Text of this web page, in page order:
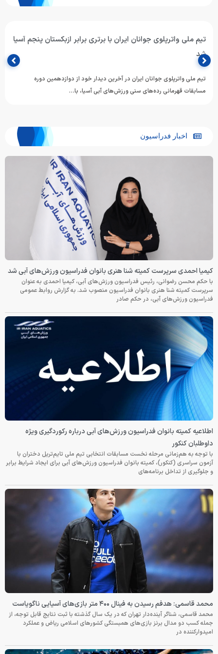
تیم ملی واترپلوی جوانان ایران با برتری برابر ازبکستان پنجم آسیا
شد
تیم ملی واترپلوی جوانان ایران در آخرین دیدار خود از دوازدهمین دوره
مسابقات قهرمانی رده‌های سنی ورزش‌های آبی آسیا، با…
اخبار فدراسیون
کیمیا احمدی سرپرست کمیته شنا هنری بانوان فدراسیون ورزش‌های آبی شد
با حکم محسن رضوانی، رئیس فدراسیون ورزش‌های آبی، کیمیا احمدی به عنوان
سرپرست کمیته شنا هنری بانوان فدراسیون منصوب شد. به گزارش روابط عمومی
فدراسیون ورزش‌های آبی، در حکم صادر
اطلاعیه کمیته بانوان فدراسیون ورزش‌های آبی درباره رکوردگیری ویژه
داوطلبان کنکور
با توجه به هم‌زمانی مرحله نخست مسابقات انتخابی تیم ملی تایم‌تریل دختران با
آزمون سراسری (کنکور)، کمیته بانوان فدراسیون ورزش‌های آبی برای ایجاد شرایط برابر
و جلوگیری از تداخل برنامه‌های
محمد قاسمی: هدفم رسیدن به فینال ۴۰۰ متر بازی‌های آسیایی ناگویاست
محمد قاسمی، شناگر آینده‌دار تهران که در یک سال گذشته با ثبت نتایج قابل توجه، از
جمله کسب دو مدال برنز بازی‌های همبستگی کشورهای اسلامی ریاض و عملکرد
امیدوارکننده در